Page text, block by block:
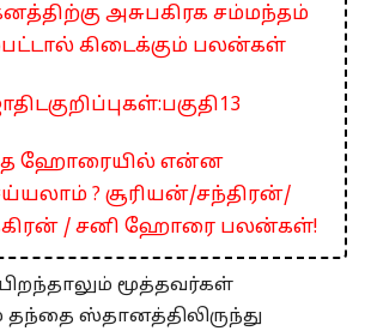
அசுபகிரக சம்மந்தம்
கிடைக்கும் பலன்கள்
ஹோரையில் என்ன
? சூரியன்/சந்திரன்/
/ சனி ஹோரை பலன்கள்!
மூத்தவர்கள்
ஸ்தானத்திலிருந்து